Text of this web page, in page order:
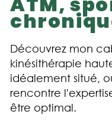
Découvrez mon
kinésithérapie
idéalement situé,
rencontre
être optimal.